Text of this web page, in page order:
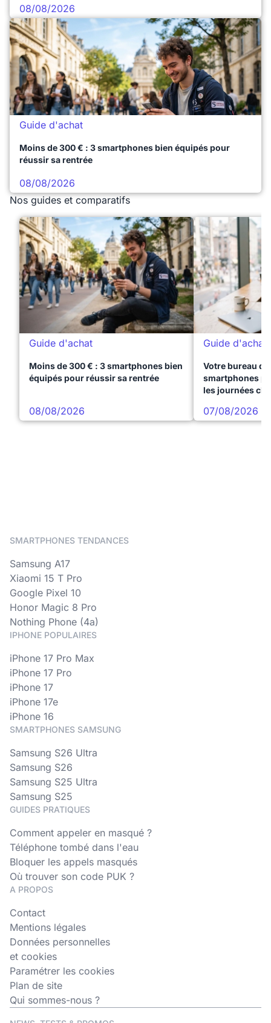
08/08/2026
Guide d'achat
Moins de 300 € : 3 smartphones bien équipés pour
réussir sa rentrée
08/08/2026
Nos guides et comparatifs
Guide d'achat
Moins de 300 € : 3 smartphones bien
équipés pour réussir sa rentrée
08/08/2026
Guide d'achat
Votre bureau
smartphones
les journées
07/08/2026
SMARTPHONES TENDANCES
Samsung A17
Xiaomi 15 T Pro
Google Pixel 10
Honor Magic 8 Pro
Nothing Phone (4a)
IPHONE POPULAIRES
iPhone 17 Pro Max
iPhone 17 Pro
iPhone 17
iPhone 17e
iPhone 16
SMARTPHONES SAMSUNG
Samsung S26 Ultra
Samsung S26
Samsung S25 Ultra
Samsung S25
GUIDES PRATIQUES
Comment appeler en masqué ?
Téléphone tombé dans l'eau
Bloquer les appels masqués
Où trouver son code PUK ?
A PROPOS
Contact
Mentions légales
Données personnelles
et cookies
Paramétrer les cookies
Plan de site
Qui sommes-nous ?